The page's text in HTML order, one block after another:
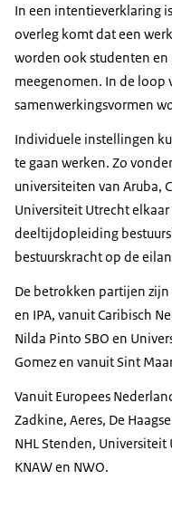
In een intentieverklaring
overleg komt dat een
worden ook studenten
meegenomen. In de loop
samenwerkingsvormen
Individuele instellingen
te gaan werken. Zo
universiteiten van Aruba,
Universiteit Utrecht
deeltijdopleiding
bestuurskracht op de
De betrokken partijen zijn
en IPA, vanuit Caribisch
Nilda Pinto SBO en
Gomez en vanuit Sint
Vanuit Europees
Zadkine, Aeres, De
NHL Stenden,
KNAW en NWO.